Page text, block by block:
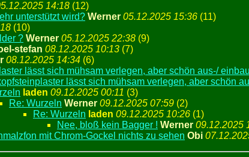
14:18 (12)
unterstützt wird? Werner 05.12.2025 15:36 (11)
(10)
? Werner 05.12.2025 22:38 (9)
stefan 08.12.2025 10:13 (7)
08.12.2025 14:34 (6)
lässt sich mühsam verlegen, aber schön aus-/
lässt sich mühsam verlegen, aber schön
laden 09.12.2025 00:11 (3)
Re: Wurzeln Werner 09.12.2025 07:59 (2)
Re: Wurzeln laden 09.12.2025 10:26 (1)
Nee, bloß kein Bagger ! Werner 09.12.2025
mit Chrom-Gockel nichts zu sehen Obi